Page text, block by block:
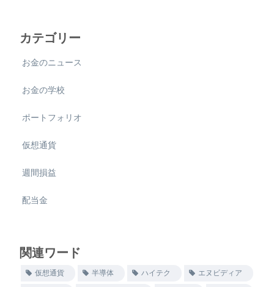
カテゴリー
お金のニュース
お金の学校
ポートフォリオ
仮想通貨
週間損益
配当金
関連ワード
仮想通貨 半導体 ハイテク エヌビディア